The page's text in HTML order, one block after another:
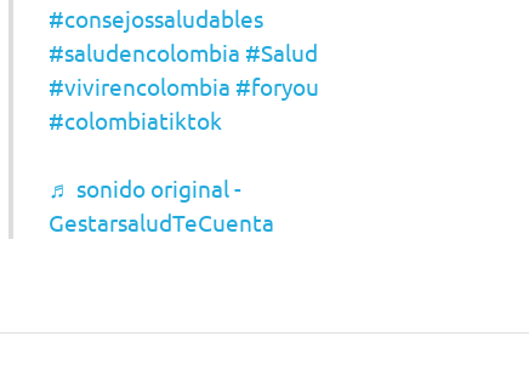
#consejossaludables
#saludencolombia #Salud
#vivirencolombia #foryou
#colombiatiktok
♬ sonido original -
GestarsaludTeCuenta